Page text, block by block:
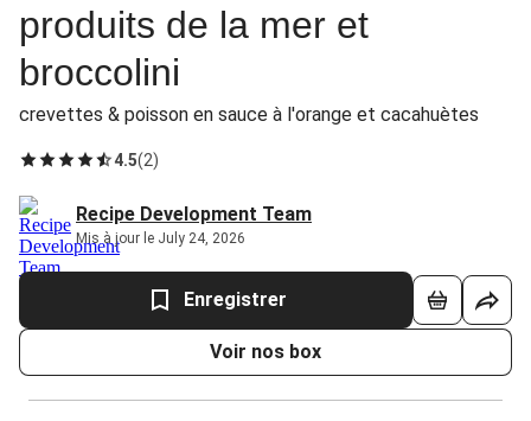
produits de la mer et
broccolini
crevettes & poisson en sauce à l'orange et cacahuètes
4.5(2)
Recipe Development Team
Mis à jour le July 24, 2026
Enregistrer
Voir nos box